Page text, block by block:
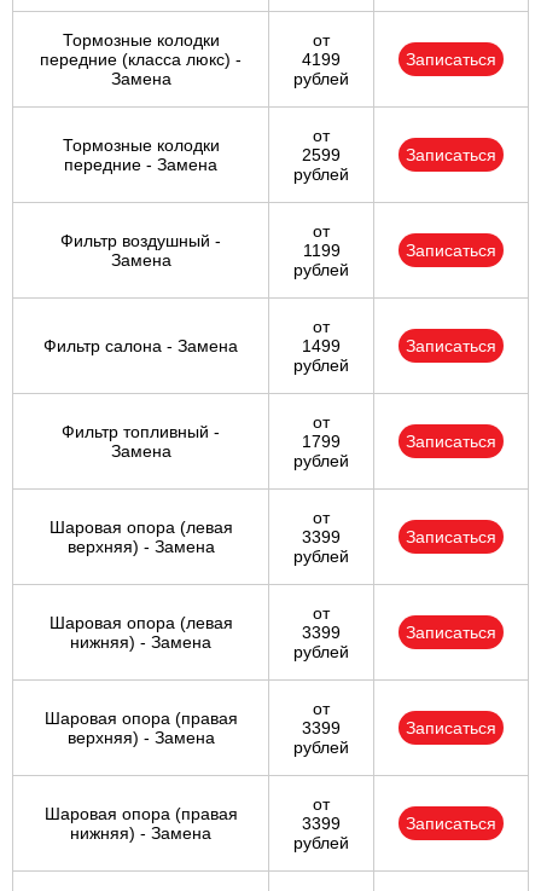
Тормозные колодки
передние (класса люкс) -
Замена
от
4199
рублей
Записаться
Тормозные колодки
передние - Замена
от
2599
рублей
Записаться
Фильтр воздушный -
Замена
от
1199
рублей
Записаться
Фильтр салона - Замена
от
1499
рублей
Записаться
Фильтр топливный -
Замена
от
1799
рублей
Записаться
Шаровая опора (левая
верхняя) - Замена
от
3399
рублей
Записаться
Шаровая опора (левая
нижняя) - Замена
от
3399
рублей
Записаться
Шаровая опора (правая
верхняя) - Замена
от
3399
рублей
Записаться
Шаровая опора (правая
нижняя) - Замена
от
3399
рублей
Записаться